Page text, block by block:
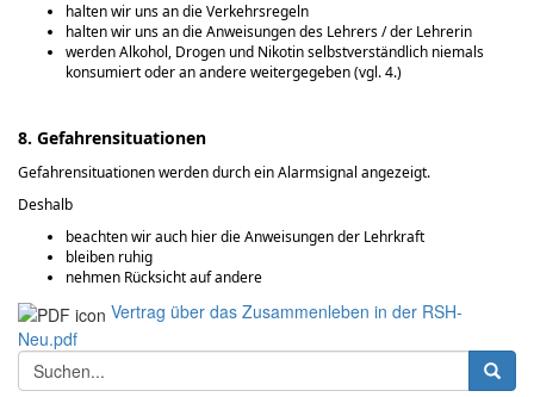
halten wir uns an die Verkehrsregeln
halten wir uns an die Anweisungen des Lehrers / der Lehrerin
werden Alkohol, Drogen und Nikotin selbstverständlich niemals
konsumiert oder an andere weitergegeben (vgl. 4.)
8. Gefahrensituationen
Gefahrensituationen werden durch ein Alarmsignal angezeigt.
Deshalb
beachten wir auch hier die Anweisungen der Lehrkraft
bleiben ruhig
nehmen Rücksicht auf andere
Vertrag über das Zusammenleben in der RSH-
Neu.pdf
Suchformular